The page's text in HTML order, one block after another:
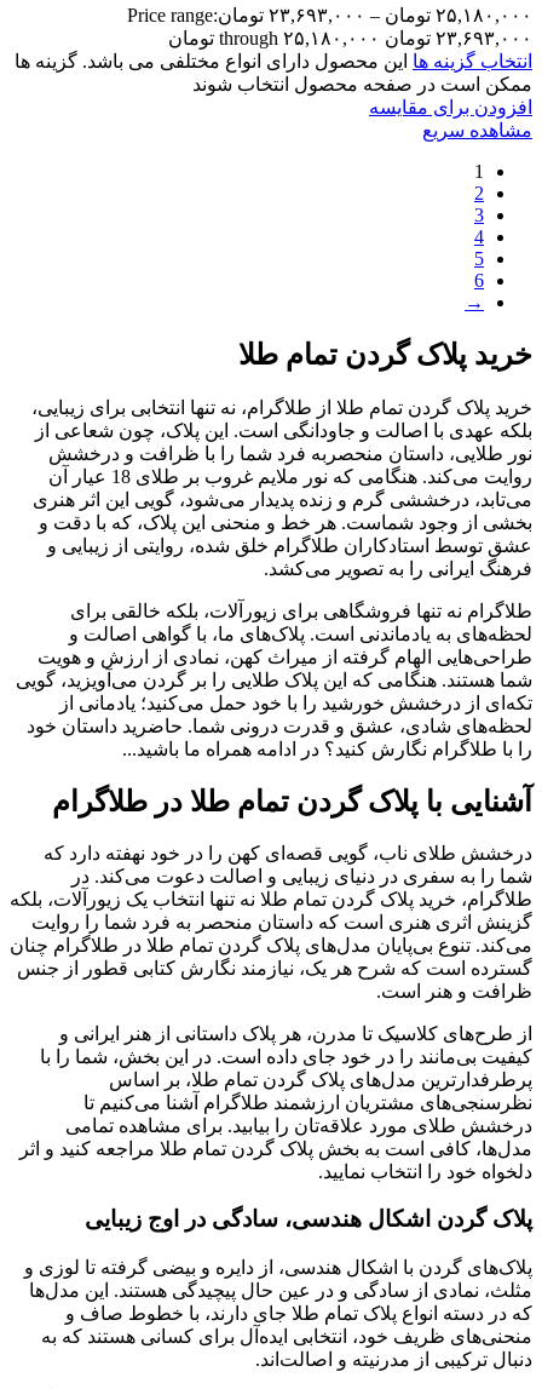
۲۵,۱۸۰,۰۰۰ تومان – ۲۳,۶۹۳,۰۰۰ تومانPrice range:
۲۳,۶۹۳,۰۰۰ تومان through ۲۵,۱۸۰,۰۰۰ تومان
انتخاب گزینه ها این محصول دارای انواع مختلفی می باشد. گزینه ها
ممکن است در صفحه محصول انتخاب شوند
افزودن برای مقایسه
مشاهده سریع
1
2
3
4
5
6
→
خرید پلاک گردن تمام طلا
خرید پلاک گردن تمام طلا از طلاگرام، نه تنها انتخابی برای زیبایی،
بلکه عهدی با اصالت و جاودانگی است. این پلاک، چون شعاعی از
نور طلایی، داستان منحصربه ‌فرد شما را با ظرافت و درخشش
روایت می‌کند. هنگامی که نور ملایم غروب بر طلای 18 عیار آن
می‌تابد، درخششی گرم و زنده پدیدار می‌شود، گویی این اثر هنری
بخشی از وجود شماست. هر خط و منحنی این پلاک، که با دقت و
عشق توسط استادکاران طلاگرام خلق شده، روایتی از زیبایی و
فرهنگ ایرانی را به تصویر می‌کشد.
طلاگرام نه تنها فروشگاهی برای زیورآلات، بلکه خالقی برای
لحظه‌های به ‌یادماندنی است. پلاک‌های ما، با گواهی اصالت و
طراحی‌هایی الهام ‌گرفته از میراث کهن، نمادی از ارزش و هویت
شما هستند. هنگامی که این پلاک طلایی را بر گردن می‌آویزید، گویی
تکه‌ای از درخشش خورشید را با خود حمل می‌کنید؛ یادمانی از
لحظه‌های شادی، عشق و قدرت درونی شما. حاضرید داستان خود
را با طلاگرام نگارش کنید؟ در ادامه همراه ما باشید...
آشنایی با پلاک گردن تمام طلا در طلاگرام
درخشش طلای ناب، گویی قصه‌ای کهن را در خود نهفته دارد که
شما را به سفری در دنیای زیبایی و اصالت دعوت می‌کند. در
طلاگرام، خرید پلاک گردن تمام طلا نه تنها انتخاب یک زیورآلات، بلکه
گزینش اثری هنری است که داستان منحصر به‌ فرد شما را روایت
می‌کند. تنوع بی‌پایان مدل‌های پلاک گردن تمام طلا در طلاگرام چنان
گسترده است که شرح هر یک، نیازمند نگارش کتابی قطور از جنس
ظرافت و هنر است.
از طرح‌های کلاسیک تا مدرن، هر پلاک داستانی از هنر ایرانی و
کیفیت بی‌مانند را در خود جای داده است. در این بخش، شما را با
پرطرفدارترین مدل‌های پلاک گردن تمام طلا، بر اساس
نظرسنجی‌های مشتریان ارزشمند طلاگرام آشنا می‌کنیم تا
درخشش طلای مورد علاقه‌تان را بیابید. برای مشاهده تمامی
مدل‌ها، کافی است به بخش پلاک گردن تمام طلا مراجعه کنید و اثر
دلخواه خود را انتخاب نمایید.
پلاک گردن اشکال هندسی، سادگی در اوج زیبایی
پلاک‌های گردن با اشکال هندسی، از دایره و بیضی گرفته تا لوزی و
مثلث، نمادی از سادگی و در عین حال پیچیدگی هستند. این مدل‌ها
که در دسته انواع پلاک تمام طلا جای دارند، با خطوط صاف و
منحنی‌های ظریف خود، انتخابی ایده‌آل برای کسانی هستند که به
دنبال ترکیبی از مدرنیته و اصالت‌اند.